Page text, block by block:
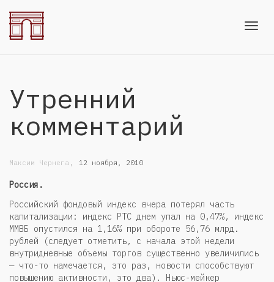
Утренний
комментарий
Максим Чернега , 12 ноября, 2010
Россия.
Российский фондовый индекс вчера потерял часть
капитализации: индекс РТС днем упал на 0,47%, индекс
ММВБ опустился на 1,16% при обороте 56,76 млрд.
рублей (следует отметить, с начала этой недели
внутридневные объемы торгов существенно увеличились
— что-то намечается, это раз, новости способствуют
повышению активности, это два). Ньюс-мейкер